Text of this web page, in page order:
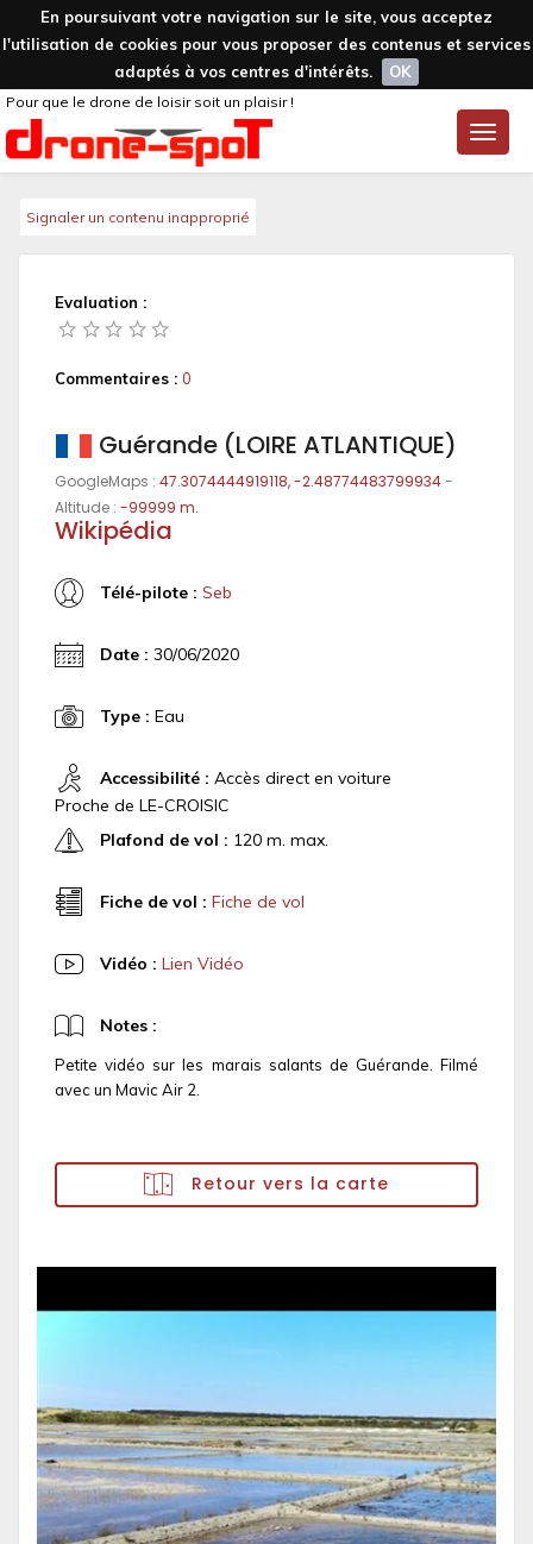
En poursuivant votre navigation sur le site, vous acceptez
l'utilisation de cookies pour vous proposer des contenus et services
adaptés à vos centres d'intérêts.
OK
Toggle
Pour que le drone de loisir soit un plaisir !
Signaler un contenu inapproprié
Evaluation :
Commentaires : 0
Guérande (LOIRE ATLANTIQUE)
GoogleMaps : 47.3074444919118, -2.48774483799934-
Altitude : -99999 m.
Wikipédia
Télé-pilote : Seb
Date : 30/06/2020
Type : Eau
Accessibilité : Accès direct en voiture
Proche de LE-CROISIC
Plafond de vol : 120 m. max.
Fiche de vol : Fiche de vol
Vidéo : Lien Vidéo
Notes :
Petite vidéo sur les marais salants de Guérande. Filmé
avec un Mavic Air 2.
Retour vers la carte